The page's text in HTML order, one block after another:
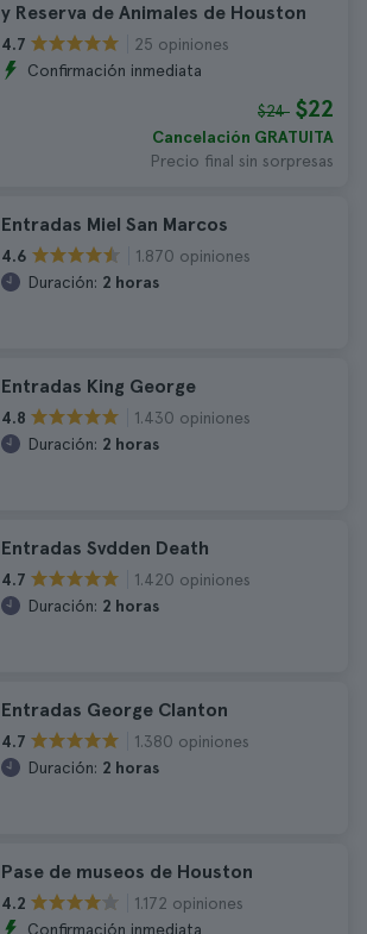
y Reserva de Animales de Houston
4.7
25 opiniones
Confirmación inmediata
$24 $22
Cancelación GRATUITA
Precio final sin sorpresas
Entradas Miel San Marcos
4.6
1.870 opiniones
Duración: 2 horas
Entradas King George
4.8
1.430 opiniones
Duración: 2 horas
Entradas Svdden Death
4.7
1.420 opiniones
Duración: 2 horas
Entradas George Clanton
4.7
1.380 opiniones
Duración: 2 horas
Pase de museos de Houston
4.2
1.172 opiniones
Confirmación inmediata